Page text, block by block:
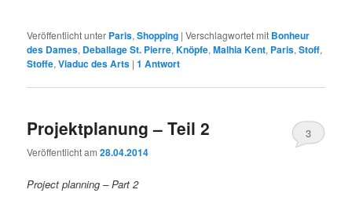
Veröffentlicht unter Paris,Shopping |Verschlagwortet mit Bonheur
des Dames, Deballage St. Pierre,Knöpfe,Malhia Kent, Paris,Stoff,
Stoffe,Viaduc des Arts |1 Antwort
Projektplanung – Teil 2
Veröffentlicht am28.04.2014
3
Project planning – Part 2